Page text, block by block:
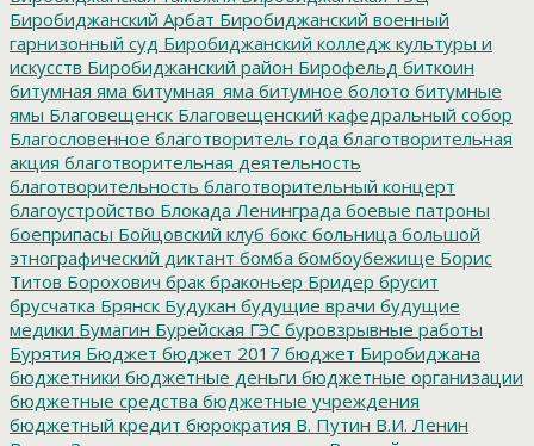
Биробиджанский Арбат Биробиджанский военный
гарнизонный суд Биробиджанский колледж культуры и
искусств Биробиджанский район Бирофельд биткоин
битумная яма битумная_яма битумное болото битумные
ямы Благовещенск Благовещенский кафедральный собор
Благословенное благотворитель года благотворительная
акция благотворительная деятельность
благотворительность благотворительный концерт
благоустройство Блокада Ленинграда боевые патроны
боеприпасы Бойцовский клуб бокс больница большой
этнографический диктант бомба бомбоубежище Борис
Титов Борохович брак браконьер Бридер брусит
брусчатка Брянск Будукан будущие врачи будущие
медики Бумагин Бурейская ГЭС буровзрывные работы
Бурятия Бюджет бюджет 2017 бюджет Биробиджана
бюджетники бюджетные деньги бюджетные организации
бюджетные средства бюджетные учреждения
бюджетный кредит бюрократия В. Путин В.И. Ленин